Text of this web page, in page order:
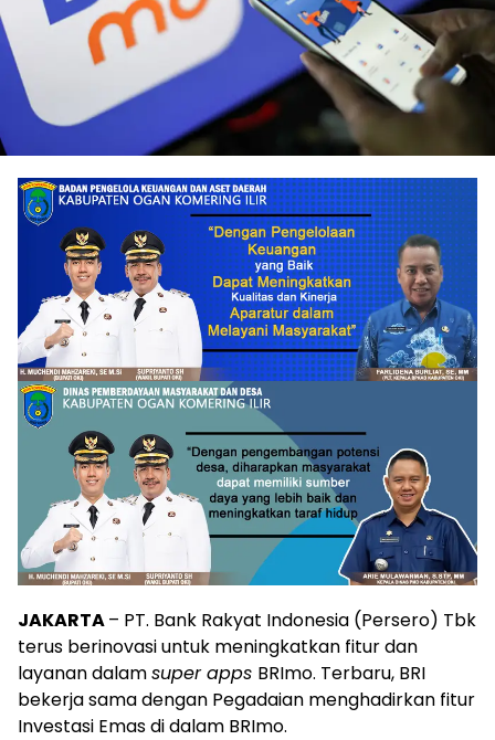
JAKARTA– PT. Bank Rakyat Indonesia (Persero) Tbk
terus berinovasi untuk meningkatkan fitur dan
layanan dalamsuper apps BRImo. Terbaru, BRI
bekerja sama dengan Pegadaian menghadirkan fitur
Investasi Emas di dalam BRImo.